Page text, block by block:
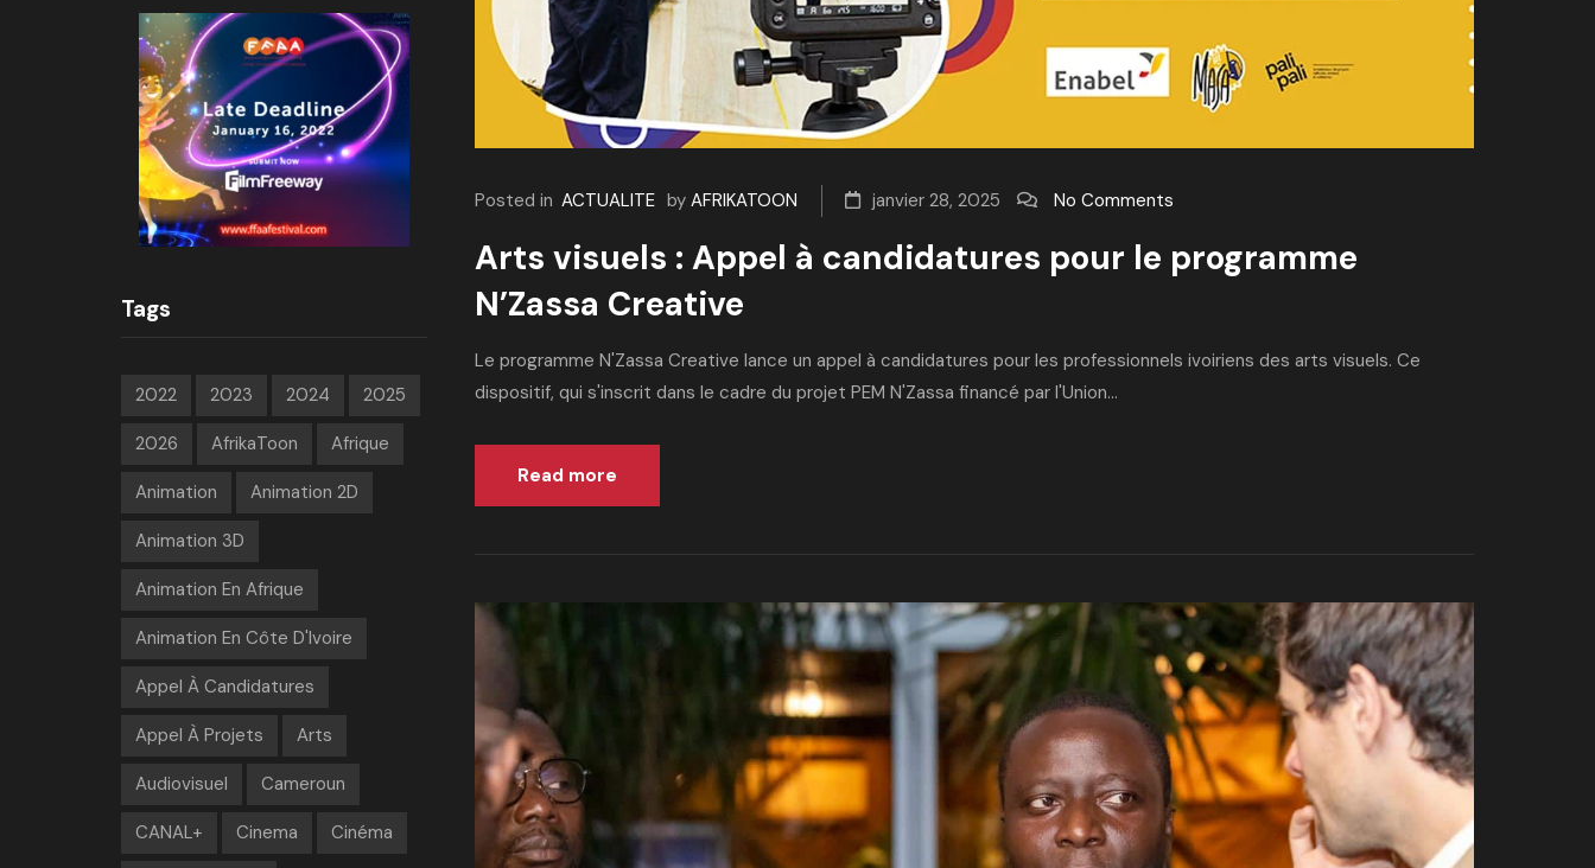
Posted in ACTUALITE by AFRIKATOON janvier 28, 2025 No Comments
Arts visuels : Appel à candidatures pour le programme
N’Zassa Creative
Le programme N'Zassa Creative lance un appel à candidatures pour les professionnels ivoiriens des arts visuels. Ce
dispositif, qui s'inscrit dans le cadre du projet PEM N'Zassa financé par l'Union...
Read more
Tags
2022 2023 2024 2025
2026 AfrikaToon Afrique
Animation Animation 2D
Animation 3D
Animation En Afrique
Animation En Côte D'Ivoire
Appel À Candidatures
Appel À Projets Arts
Audiovisuel Cameroun
CANAL+ Cinema Cinéma